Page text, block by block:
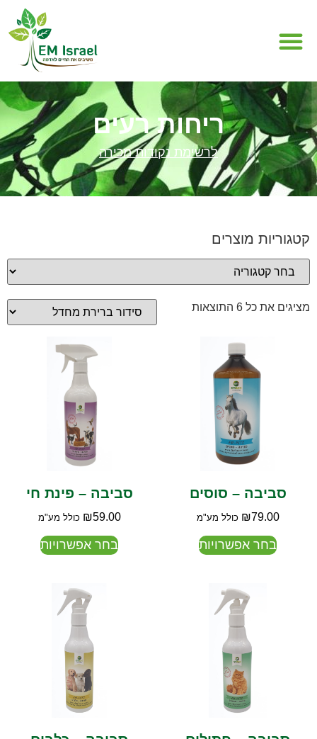
ריחות רעים
לרשימת נקודות מכירה
קטגוריות מוצרים
מציגים את כל ⁦6⁩ התוצאות
סביבה – סוסים
₪79.00 כולל מע"מ
בחר אפשרויות
סביבה – פינת חי
₪59.00 כולל מע"מ
בחר אפשרויות